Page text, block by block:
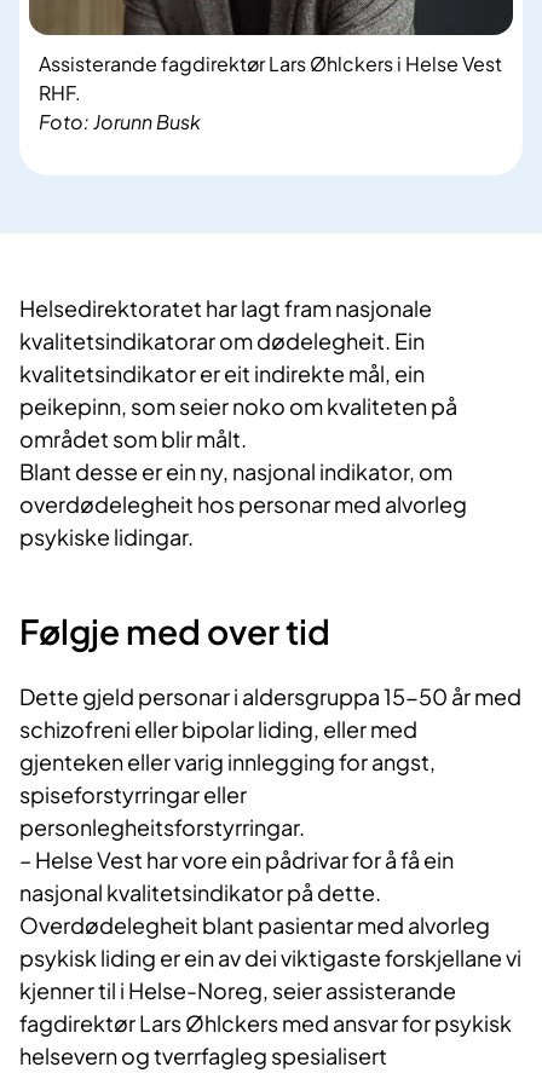
Foto: Jorunn Busk
Assisterande fagdirektør Lars Øhlckers i Helse Vest
RHF.
Helsedirektoratet har lagt fram nasjonale
kvalitetsindikatorar om dødelegheit. Ein
kvalitetsindikator er eit indirekte mål, ein
peikepinn, som seier noko om kvaliteten på
området som blir målt.
Blant desse er ein ny, nasjonal indikator, om
overdødelegheit hos personar med alvorleg
psykiske lidingar.
Følgje med over tid
Dette gjeld personar i aldersgruppa 15-50 år med
schizofreni eller bipolar liding, eller med
gjenteken eller varig innlegging for angst,
spiseforstyrringar eller
personlegheitsforstyrringar.
– Helse Vest har vore ein pådrivar for å få ein
nasjonal kvalitetsindikator på dette.
Overdødelegheit blant pasientar med alvorleg
psykisk liding er ein av dei viktigaste forskjellane vi
kjenner til i Helse-Noreg, seier assisterande
fagdirektør Lars Øhlckers med ansvar for psykisk
helsevern og tverrfagleg spesialisert